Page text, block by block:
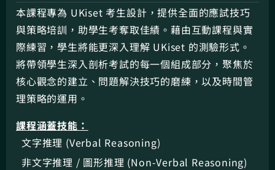
本課程專為 UKiset 考生設計，提供全面的應試技巧
與策略培訓，助學生考奪取佳績。藉由互動課程與實
際練習，學生將能更深入理解 UKiset 的測驗形式。
將帶領學生深入剖析考試的每一個組成部分，聚焦於
核心觀念的建立、問題解決技巧的磨練，以及時間管
理策略的運用。
課程涵蓋技能：
文字推理 (Verbal Reasoning)
非文字推理 / 圖形推理 (Non-Verbal Reasoning)